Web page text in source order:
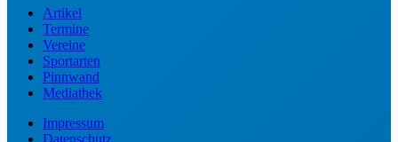
Artikel
Termine
Vereine
Sportarten
Pinnwand
Mediathek
Impressum